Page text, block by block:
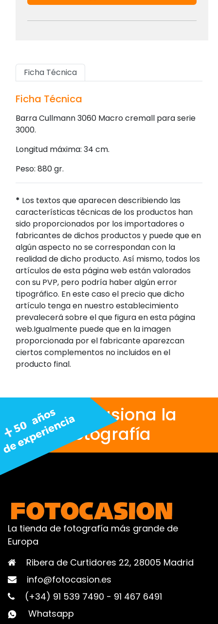
Ficha Técnica
Ficha Técnica
Barra Cullmann 3060 Macro cremall para serie
3000.
Longitud máxima: 34 cm.
Peso: 880 gr.
* Los textos que aparecen describiendo las
características técnicas de los productos han
sido proporcionados por los importadores o
fabricantes de dichos productos y puede que en
algún aspecto no se correspondan con la
realidad de dicho producto. Así mismo, todos los
artículos de esta página web están valorados
con su PVP, pero podría haber algún error
tipográfico. En este caso el precio que dicho
artículo tenga en nuestro establecimiento
prevalecerá sobre el que figura en esta página
web.Igualmente puede que en la imagen
proporcionada por el fabricante aparezcan
ciertos complementos no incluidos en el
producto final.
Nos apasiona la
fotografía
La tienda de fotografía más grande de
Europa
Ribera de Curtidores 22, 28005 Madrid
info@fotocasion.es
(+34) 91 539 7490 - 91 467 6491
Whatsapp